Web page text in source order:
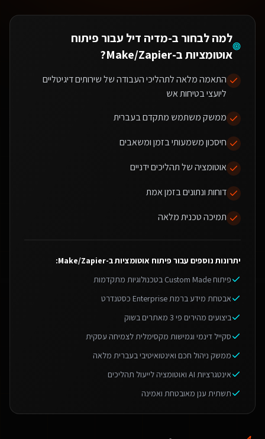
למה לבחור ב-מדיה דיל עבור פיתוח
אוטומציות ב-Make/Zapier
?
התאמה מלאה לתהליכי העבודה של שירותים דיגיטליים
ליועצי בטיחות אש
ממשק משתמש מתקדם בעברית
חיסכון משמעותי בזמן ומשאבים
אוטומציה של תהליכים ידניים
דוחות ונתונים בזמן אמת
תמיכה טכנית מלאה
יתרונות נוספים עבור פיתוח אוטומציות ב-Make/Zapier
:
פיתוח Custom Made בטכנולוגיות מתקדמות
אבטחת מידע ברמת Enterprise כסטנדרט
ביצועים מהירים פי 3 מאתרים בשוק
סקייל דינמי וגמישות מקסימלית לצמיחה עסקית
ממשק ניהול חכם ואינטואיטיבי בעברית מלאה
אינטגרציות AI ואוטומציה לייעול תהליכים
תשתית ענן מאובטחת ואמינה